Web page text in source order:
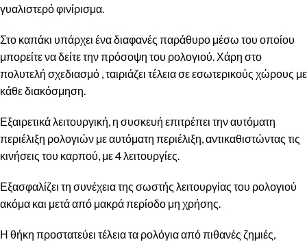
γυαλιστερό φινίρισμα.
Στο καπάκι υπάρχει ένα διαφανές παράθυρο μέσω του οποίου
μπορείτε να δείτε την πρόσοψη του ρολογιού. Χάρη στο
πολυτελή σχεδιασμό , ταιριάζει τέλεια σε εσωτερικούς χώρους με
κάθε διακόσμηση.
Εξαιρετικά λειτουργική, η συσκευή επιτρέπει την αυτόματη
περιέλιξη ρολογιών με αυτόματη περιέλιξη, αντικαθιστώντας τις
κινήσεις του καρπού, με 4 λειτουργίες.
Εξασφαλίζει τη συνέχεια της σωστής λειτουργίας του ρολογιού
ακόμα και μετά από μακρά περίοδο μη χρήσης.
Η θήκη προστατεύει τέλεια τα ρολόγια από πιθανές ζημιές,